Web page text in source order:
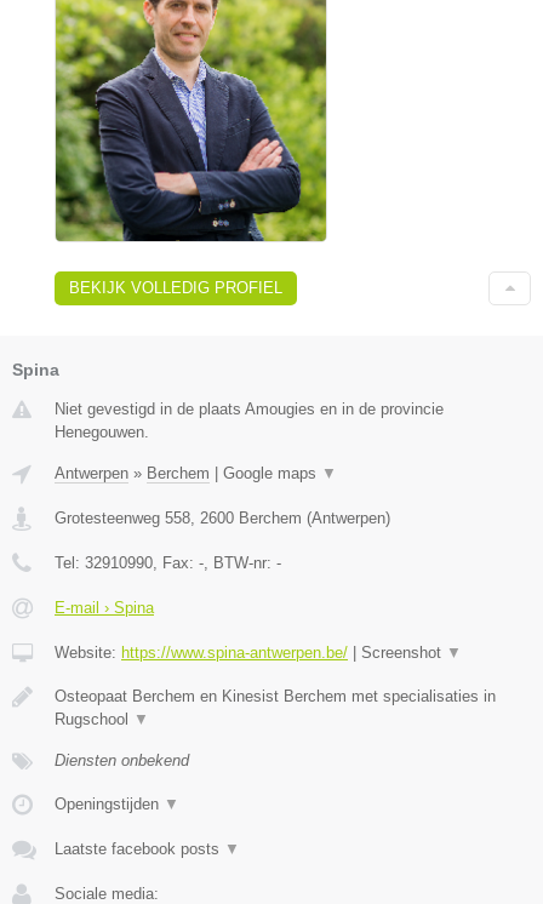
BEKIJK VOLLEDIG PROFIEL
Spina
Niet gevestigd in de plaats Amougies en in de provincie
Henegouwen.
Antwerpen » Berchem Google maps ▼
Grotesteenweg 558 2600 Berchem (Antwerpen)
Tel: 32910990 , Fax: - , BTW-nr: -
E-mail › Spina
Website: https://www.spina-antwerpen.be/ Screenshot ▼
Osteopaat Berchem en Kinesist Berchem met specialisaties in
Rugschool
▼
Diensten onbekend
Openingstijden ▼
Laatste facebook posts ▼
Sociale media: